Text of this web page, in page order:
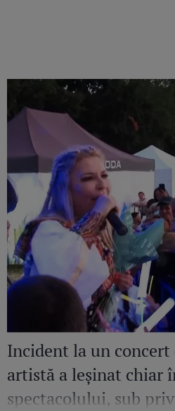
Incident la un concert
artistă a leșinat chiar
spectacolului, sub